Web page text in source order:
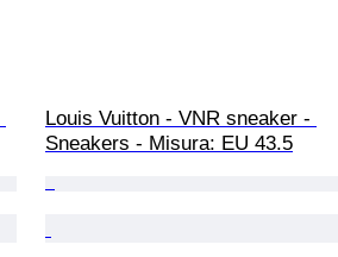
Louis Vuitton - VNR sneaker -
Sneakers - Misura: EU 43.5